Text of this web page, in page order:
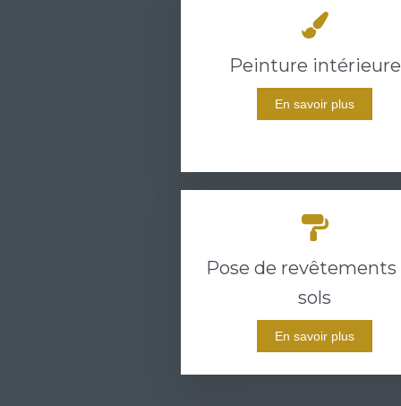
Peinture intérieure
En savoir plus
Pose de revêtements
sols
En savoir plus